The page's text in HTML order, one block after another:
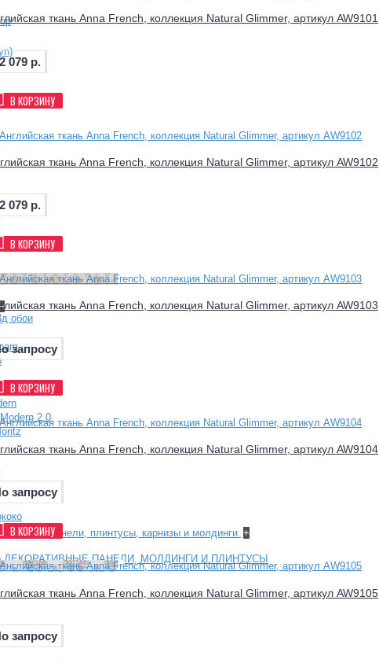
+
обои
Classics
2.0
панели, плинтусы, карнизы и молдинги +
ДЕКОРАТИВНЫЕ ПАНЕЛИ, МОЛДИНГИ И ПЛИНТУСЫ
ткань Anna French, коллекция Natural Glimmer, артикул AW9101
079 р.
В КОРЗИНУ
ткань Anna French, коллекция Natural Glimmer, артикул AW9102
079 р.
В КОРЗИНУ
ткань Anna French, коллекция Natural Glimmer, артикул AW9103
запросу
В КОРЗИНУ
ткань Anna French, коллекция Natural Glimmer, артикул AW9104
запросу
В КОРЗИНУ
ткань Anna French, коллекция Natural Glimmer, артикул AW9105
запросу